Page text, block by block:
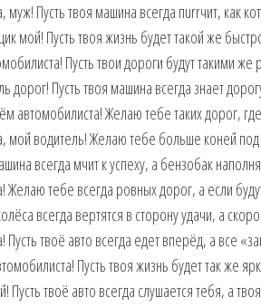
Пусть твоя машина всегда пurrчит, как
мой! Пусть твоя жизнь будет такой же
Пусть твои дороги будут такими
дорог! Пусть твоя машина всегда знает
автомобилиста! Желаю тебе таких дорог,
мой водитель! Желаю тебе больше коней
всегда мчит к успеху, а бензобак
Желаю тебе всегда ровных дорог, а если
всегда вертятся в сторону удачи, а
твоё авто всегда едет вперёд, а все
Пусть твоя жизнь будет так же
Пусть твоё авто всегда слушается тебя, а